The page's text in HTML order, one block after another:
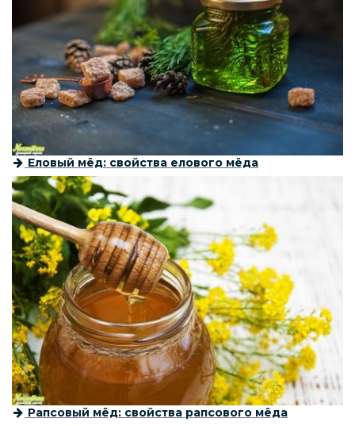
Еловый мёд: свойства елового мёда
Рапсовый мёд: свойства рапсового мёда